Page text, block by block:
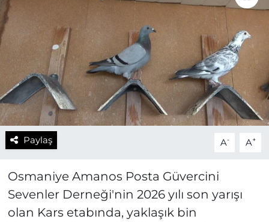
Paylaş A- A+
Osmaniye Amanos Posta Güvercini
Sevenler Derneği'nin 2026 yılı son yarışı
olan Kars etabında, yaklaşık bin